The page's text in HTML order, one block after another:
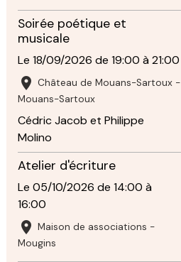
Soirée poétique et
musicale
Le 18/09/2026 de 19:00 à 21:00
Château de Mouans-Sartoux -
Mouans-Sartoux
Cédric Jacob et Philippe
Molino
Atelier d'écriture
Le 05/10/2026 de 14:00 à
16:00
Maison de associations -
Mougins